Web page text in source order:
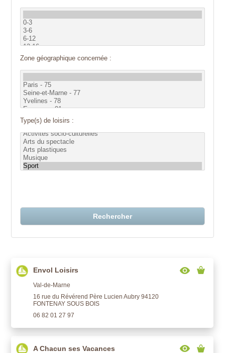
Zone géographique concernée :
Type(s) de loisirs :
Rechercher
Envol Loisirs
Val-de-Marne
16 rue du Révérend Père Lucien Aubry 94120
FONTENAY SOUS BOIS
06 82 01 27 97
A Chacun ses Vacances